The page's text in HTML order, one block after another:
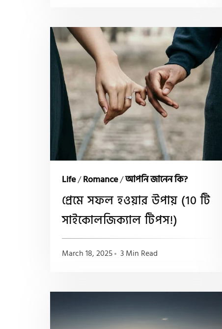
Life/Romance/আপনি জানেন কি?
প্রেমে সফল হওয়ার উপায় (10 টি
সাইকোলজিক্যাল টিপস!)
March 18, 2025 3 Min Read